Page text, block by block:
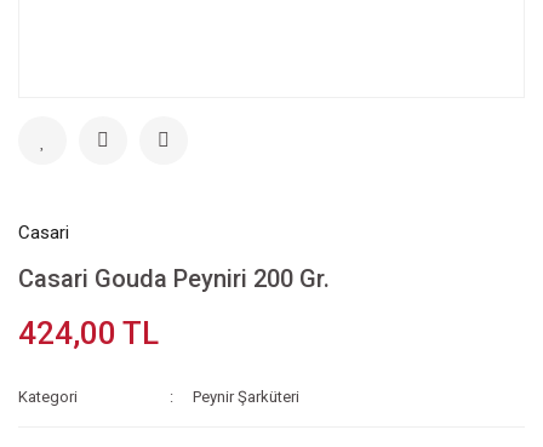
Casari
Casari Gouda Peyniri 200 Gr.
424,00 TL
Kategori Peynir Şarküteri